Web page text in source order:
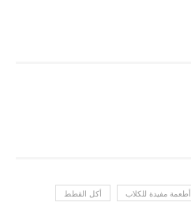
أطعمة مفيدة للكلاب أكل القطط